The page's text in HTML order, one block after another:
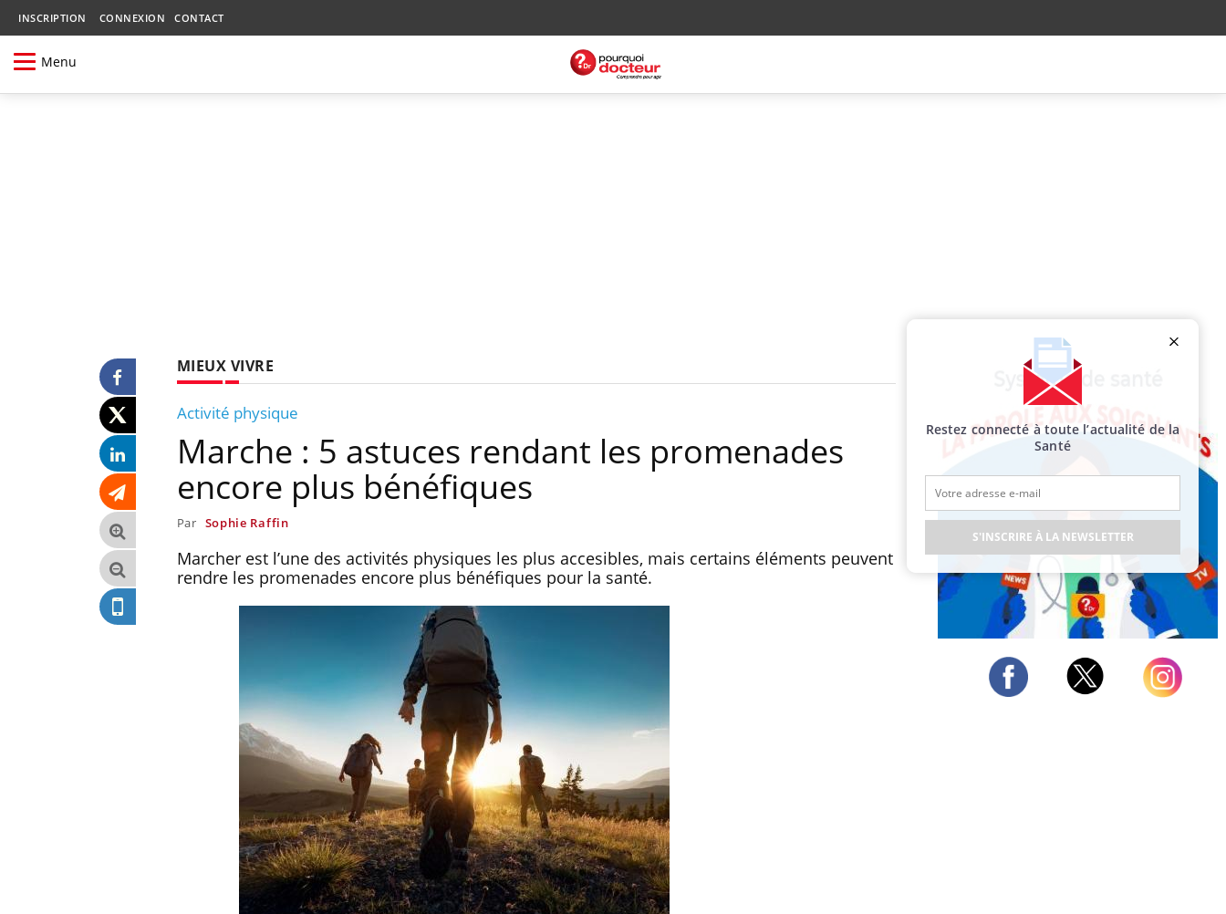
INSCRIPTION CONNEXION CONTACT
Menu
MIEUX VIVRE
Activité physique
Marche : 5 astuces rendant les promenades
encore plus bénéfiques
Par Sophie Raffin
Marcher est l’une des activités physiques les plus accesibles, mais certains éléments peuvent
rendre les promenades encore plus bénéfiques pour la santé.
Restez connecté à toute l’actualité de la
Santé
S'INSCRIRE À LA NEWSLETTER